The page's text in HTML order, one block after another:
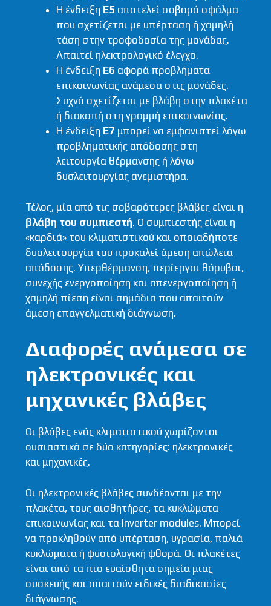
Η ένδειξη E5 αποτελεί σοβαρό σφάλμα
που σχετίζεται με υπέρταση ή χαμηλή
τάση στην τροφοδοσία της μονάδας.
Απαιτεί ηλεκτρολογικό έλεγχο.
Η ένδειξη E6 αφορά προβλήματα
επικοινωνίας ανάμεσα στις μονάδες.
Συχνά σχετίζεται με βλάβη στην πλακέτα
ή διακοπή στη γραμμή επικοινωνίας.
Η ένδειξη E7 μπορεί να εμφανιστεί λόγω
προβληματικής απόδοσης στη
λειτουργία θέρμανσης ή λόγω
δυσλειτουργίας ανεμιστήρα.
Τέλος, μία από τις σοβαρότερες βλάβες είναι η
βλάβη του συμπιεστή. Ο συμπιεστής είναι η
«καρδιά» του κλιματιστικού και οποιαδήποτε
δυσλειτουργία του προκαλεί άμεση απώλεια
απόδοσης. Υπερθέρμανση, περίεργοι θόρυβοι,
συνεχής ενεργοποίηση και απενεργοποίηση ή
χαμηλή πίεση είναι σημάδια που απαιτούν
άμεση επαγγελματική διάγνωση.
Διαφορές ανάμεσα σε
ηλεκτρονικές και
μηχανικές βλάβες
Οι βλάβες ενός κλιματιστικού χωρίζονται
ουσιαστικά σε δύο κατηγορίες: ηλεκτρονικές
και μηχανικές.
Οι ηλεκτρονικές βλάβες συνδέονται με την
πλακέτα, τους αισθητήρες, τα κυκλώματα
επικοινωνίας και τα inverter modules. Μπορεί
να προκληθούν από υπέρταση, υγρασία, παλιά
κυκλώματα ή φυσιολογική φθορά. Οι πλακέτες
είναι από τα πιο ευαίσθητα σημεία μιας
συσκευής και απαιτούν ειδικές διαδικασίες
διάγνωσης.